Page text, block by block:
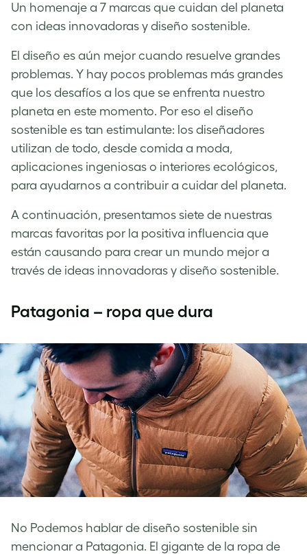
Un homenaje a 7 marcas que cuidan del planeta
con ideas innovadoras y diseño sostenible.
El diseño es aún mejor cuando resuelve grandes
problemas. Y hay pocos problemas más grandes
que los desafíos a los que se enfrenta nuestro
planeta en este momento. Por eso el diseño
sostenible es tan estimulante: los diseñadores
utilizan de todo, desde comida a moda,
aplicaciones ingeniosas o interiores ecológicos,
para ayudarnos a contribuir a cuidar del planeta.
A continuación, presentamos siete de nuestras
marcas favoritas por la positiva influencia que
están causando para crear un mundo mejor a
través de ideas innovadoras y diseño sostenible.
Patagonia – ropa que dura
No Podemos hablar de diseño sostenible sin
mencionar a Patagonia. El gigante de la ropa de